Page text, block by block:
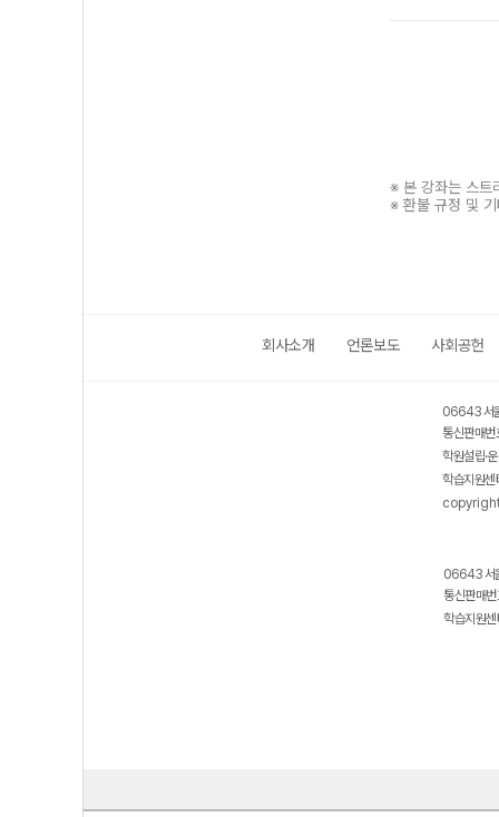
※ 본 강좌는 스트
※ 환불 규정 및
회사소개 언론보도 사회공헌
06643 서
통신판매
학원설립·
학습지원
06643 서
통신판매
학습지원